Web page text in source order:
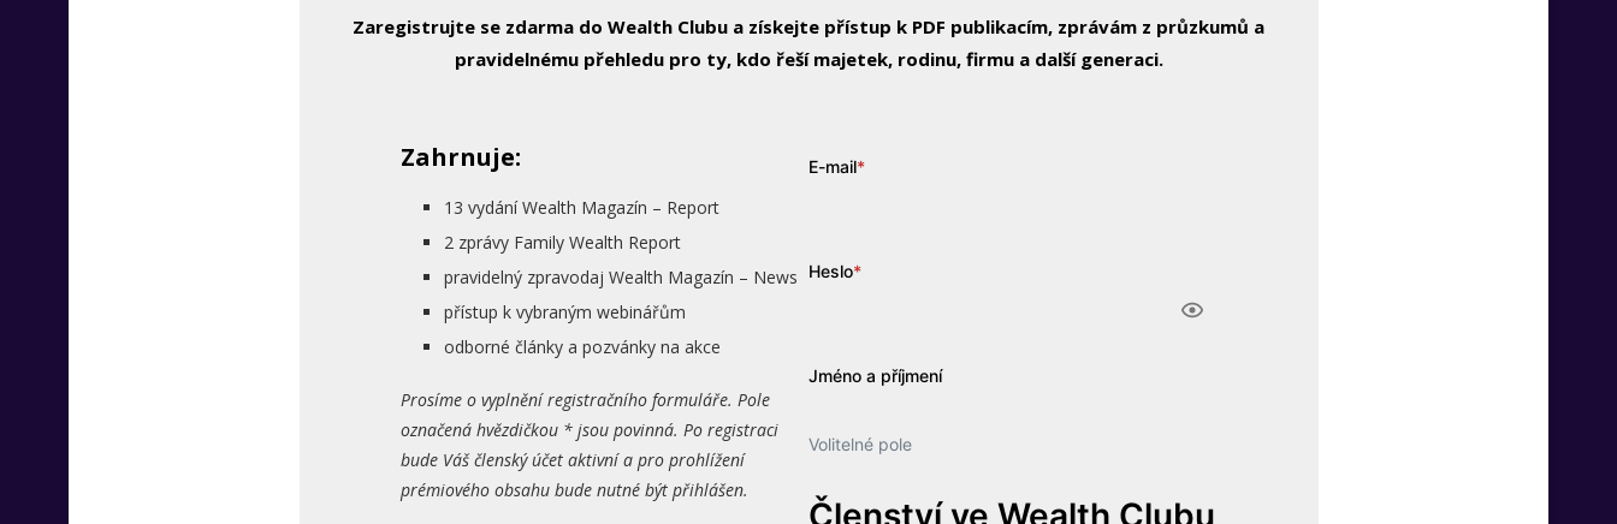
Zaregistrujte se zdarma do Wealth Clubu a získejte přístup k PDF publikacím, zprávám z průzkumů a
pravidelnému přehledu pro ty, kdo řeší majetek, rodinu, firmu a další generaci.
Zahrnuje:
13 vydání Wealth Magazín – Report
2 zprávy Family Wealth Report
pravidelný zpravodaj Wealth Magazín – News
přístup k vybraným webinářům
odborné články a pozvánky na akce
Prosíme o vyplnění registračního formuláře. Pole
označená hvězdičkou * jsou povinná. Po registraci
bude Váš členský účet aktivní a pro prohlížení
prémiového obsahu bude nutné být přihlášen.
E-mail*
Heslo*
Jméno a příjmení
Volitelné pole
Členství ve Wealth Clubu